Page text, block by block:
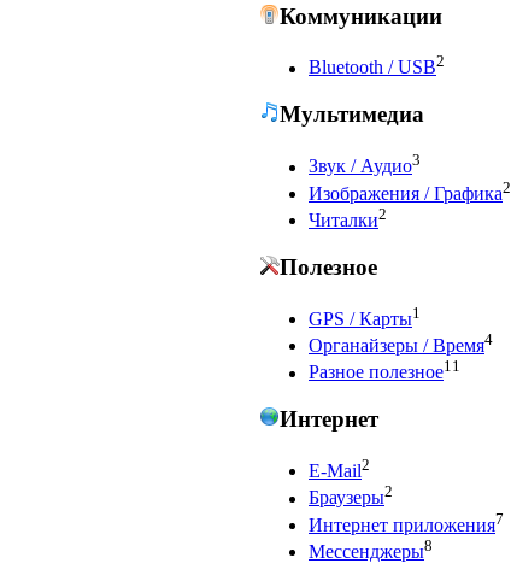
Коммуникации
Bluetooth / USB2
Мультимедиа
Звук / Аудио3
Изображения / Графика2
Читалки2
Полезное
GPS / Карты1
Органайзеры / Время4
Разное полезное11
Интернет
E-Mail2
Браузеры2
Интернет приложения7
Мессенджеры8